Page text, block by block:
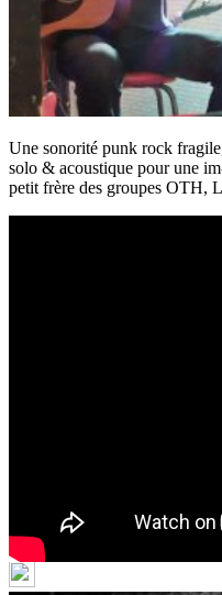
Une sonorité punk rock
solo & acoustique pour une
petit frère des groupes OTH,